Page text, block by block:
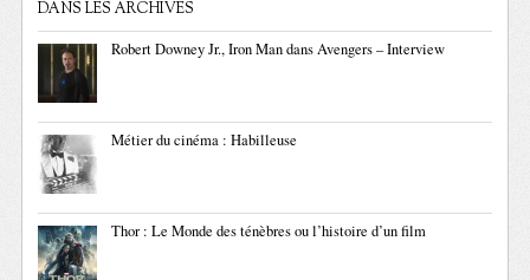
DANS LES ARCHIVES
Robert Downey Jr., Iron Man dans Avengers – Interview
Métier du cinéma : Habilleuse
Thor : Le Monde des ténèbres ou l’histoire d’un film